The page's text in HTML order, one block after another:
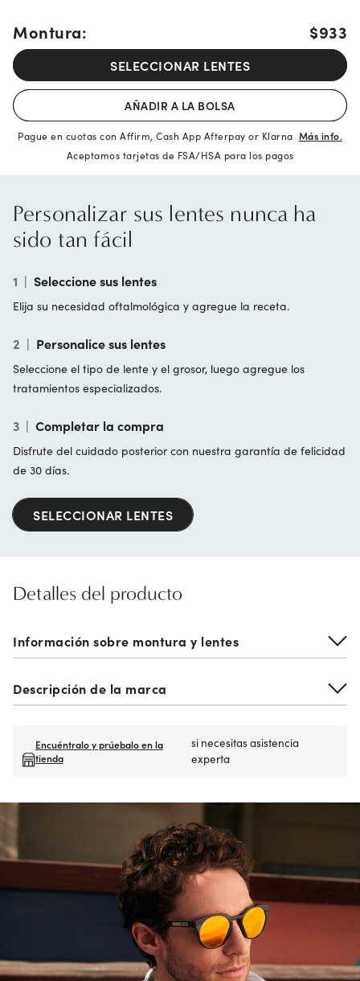
Montura: $933
SELECCIONAR LENTES
AÑADIR A LA BOLSA
Pague en cuotas con Affirm, Cash App Afterpay or Klarna Más info.
Aceptamos tarjetas de FSA/HSA para los pagos
Personalizar sus lentes nunca ha
sido tan fácil
1 | Seleccione sus lentes
Elija su necesidad oftalmológica y agregue la receta.
2 | Personalice sus lentes
Seleccione el tipo de lente y el grosor, luego agregue los
tratamientos especializados.
3 | Completar la compra
Disfrute del cuidado posterior con nuestra garantía de felicidad
de 30 días.
SELECCIONAR LENTES
Detalles del producto
Información sobre montura y lentes
Descripción de la marca
Encuéntralo y prúebalo en la
tienda
si necesitas asistencia
experta